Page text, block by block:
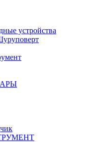
устройства